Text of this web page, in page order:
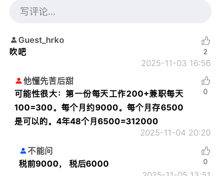
Guest_hrko
吹吧
2025-11-03 16:56
2
他懂先苦后甜
可能性很大：第一份每天工作200+兼职每天
100=300。每个月约9000。每个月存6500
是可以的。4年48个月6500=312000
2025-11-04 20:20
0
不能问
税前9000， 税后6000
0